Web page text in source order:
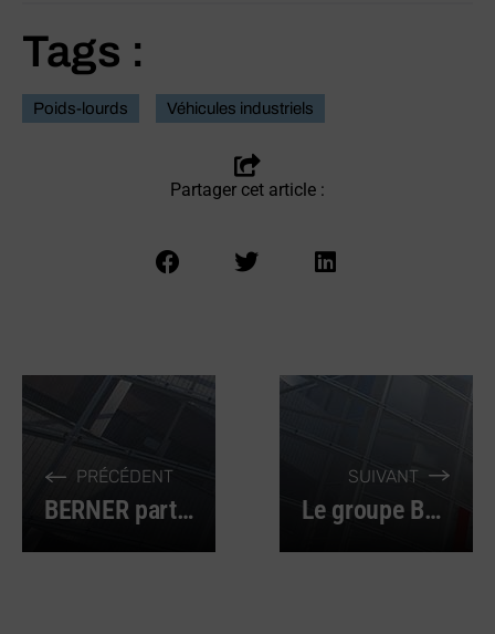
Tags :
Poids-lourds Véhicules industriels
Partager cet article :
PRÉCÉDENT
BERNER participera au Salon Artibat à Rennes du 18 au 20 octobre 2023
SUIVANT
Le groupe BERNER annonce ses résultats au premier semestre